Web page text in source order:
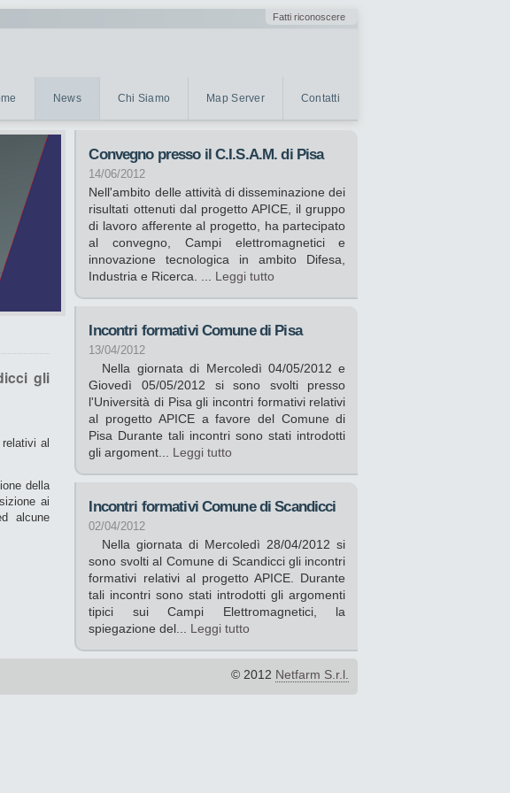
Fatti riconoscere
News Chi Siamo Map Server Contatti
gli
al
della
ai
alcune
Convegno presso il C.I.S.A.M. di Pisa
14/06/2012
Nell'ambito delle attività di disseminazione dei
risultati ottenuti dal progetto APICE, il gruppo
di lavoro afferente al progetto, ha partecipato
al convegno, Campi elettromagnetici e
innovazione tecnologica in ambito Difesa,
Industria e Ricerca. ... Leggi tutto
Incontri formativi Comune di Pisa
13/04/2012
Nella giornata di Mercoledì 04/05/2012 e
Giovedì 05/05/2012 si sono svolti presso
l'Università di Pisa gli incontri formativi relativi
al progetto APICE a favore del Comune di
Pisa Durante tali incontri sono stati introdotti
gli argoment... Leggi tutto
Incontri formativi Comune di Scandicci
02/04/2012
Nella giornata di Mercoledì 28/04/2012 si
sono svolti al Comune di Scandicci gli incontri
formativi relativi al progetto APICE. Durante
tali incontri sono stati introdotti gli argomenti
tipici sui Campi Elettromagnetici, la
spiegazione del... Leggi tutto
© 2012 Netfarm S.r.l.